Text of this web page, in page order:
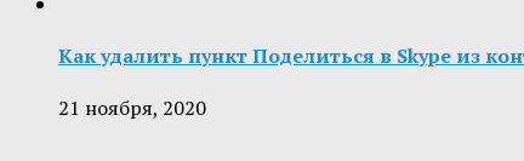
Как удалить пункт Поделиться в Skype из
21 ноября, 2020